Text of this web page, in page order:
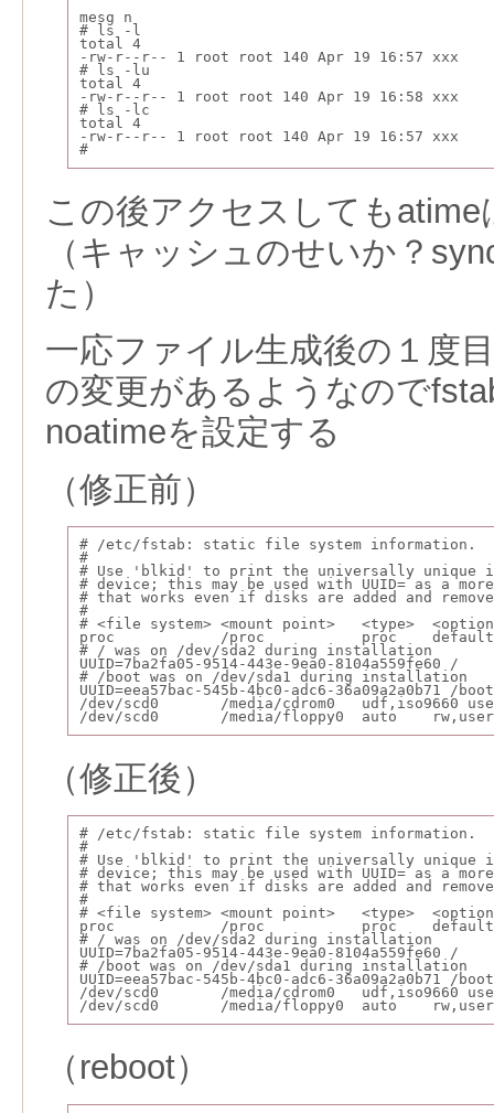
mesg n
# ls -l
total 4
-rw-r--r-- 1 root root 140 Apr 19 16:57 xxx
# ls -lu
total 4
-rw-r--r-- 1 root root 140 Apr 19 16:58 xxx
# ls -lc
total 4
-rw-r--r-- 1 root root 140 Apr 19 16:57 xxx
#
この後アクセスしても
（キャッシュのせいか？
た）
一応ファイル生成後の１度
の変更があるようなので
noatimeを設定する
（修正前）
# /etc/fstab: static file system information.
#
# Use 'blkid' to print the universally unique
# device; this may be used with UUID= as a
# that works even if disks are added and
#
# <file system> <mount point>   <type>
proc            /proc           proc
# / was on /dev/sda2 during installation
UUID=7ba2fa05-9514-443e-9ea0-8104a559fe60 /
# /boot was on /dev/sda1 during installation
UUID=eea57bac-545b-4bc0-adc6-36a09a2a0b71 /
/dev/scd0       /media/cdrom0   udf,iso9660
/dev/scd0       /media/floppy0  auto
（修正後）
# /etc/fstab: static file system information.
#
# Use 'blkid' to print the universally unique
# device; this may be used with UUID= as a
# that works even if disks are added and
#
# <file system> <mount point>   <type>
proc            /proc           proc
# / was on /dev/sda2 during installation
UUID=7ba2fa05-9514-443e-9ea0-8104a559fe60 /
# /boot was on /dev/sda1 during installation
UUID=eea57bac-545b-4bc0-adc6-36a09a2a0b71 /
/dev/scd0       /media/cdrom0   udf,iso9660
/dev/scd0       /media/floppy0  auto
（reboot）